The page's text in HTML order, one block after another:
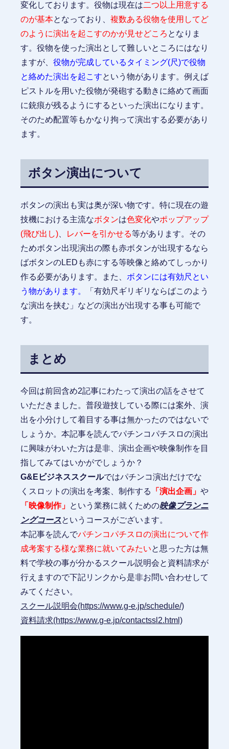
変化しております。役物は現在は二つ以上用意する
のが基本となっており、 複数ある役物を使用してど
のように演出を起こすのかが見せどころ となりま
す。役物を使った演出として難しいところにはなり
ますが、 役物が完成しているタイミング(尺)で役物
と絡めた演出を起こすという物があります。例えば
ピストルを用いた役物が発砲する動きに絡めて画面
に銃痕が残るようにするといった演出になります。
そのため配置等もかなり拘って演出する必要があり
ます。
ボタン演出について
ボタンの演出も実は奥が深い物です。特に現在の遊
技機における主流なボタンは色変化やポップアップ
(飛び出し)
レバーを引かせる等があります。その
ためボタン出現演出の際も赤ボタンが出現するなら
ばボタンのLEDも赤にする等映像と絡めてしっかり
作る必要があります。また、 ボタンには有効尺とい
う物があります。
「有効尺ギリギリならばこのよう
な演出を挟む」などの演出が出現する事も可能で
す。
まとめ
今回は前回含め2記事にわたって演出の話をさせて
いただきました。普段遊技している際には案外、演
出を小分けして着目する事は無かったのではないで
しょうか。本記事を読んでパチンコパチスロの演出
に興味がわいた方は是非、演出企画や映像制作を目
指してみてはいかがでしょうか？
G&Eビジネススクールではパチンコ演出だけでな
くスロットの演出を考案、制作する
「演出企画」 や
「映像制作」 という業務に就くための映像プランニ
ングコースというコースがございます。
本記事を読んでパチンコパチスロの演出について作
成考案する様な業務に就いてみたいと思った方は無
料で学校の事が分かるスクール説明会と資料請求が
行えますので下記リンクから是非お問い合わせして
みてください。
スクール説明会(https://www.g-e.jp/schedule/)
資料請求(https://www.g-e.jp/contactssl2.html)